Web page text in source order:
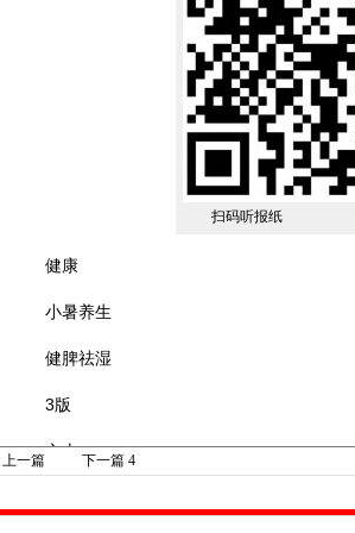
扫码听报纸
健康
小暑养生
健脾祛湿
3版
文史
上一篇 下一篇 4